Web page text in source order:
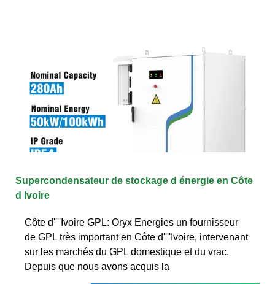
Supercondensateur de stockage d énergie en Côte
d Ivoire
Côte d''''Ivoire GPL: Oryx Energies un fournisseur
de GPL très important en Côte d''''Ivoire, intervenant
sur les marchés du GPL domestique et du vrac.
Depuis que nous avons acquis la